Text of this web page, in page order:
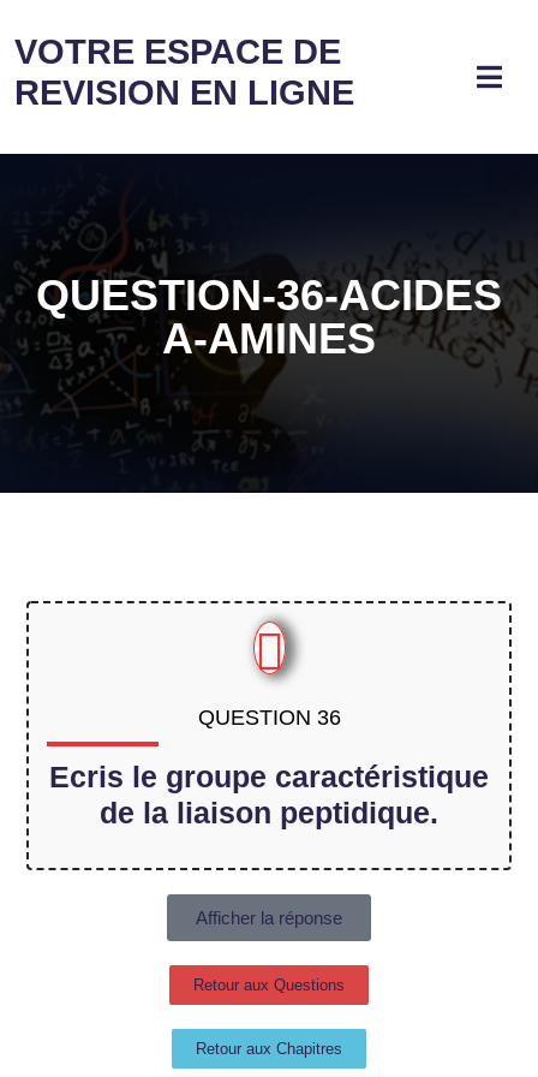
VOTRE ESPACE DE
REVISION EN LIGNE
QUESTION-36-ACIDES
Α-AMINES
QUESTION 36
Ecris le groupe caractéristique
de la liaison peptidique.
Afficher la réponse
Retour aux Questions
Retour aux Chapitres